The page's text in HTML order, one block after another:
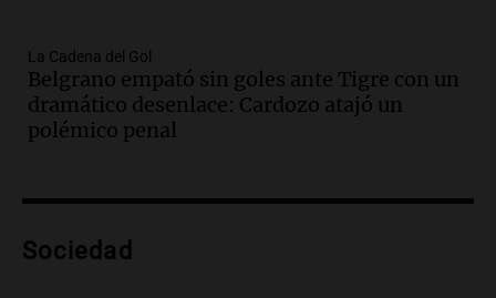
Audio.Un trabajador herido tras caer a
un pozo de 17 metros en Nueva Córdoba
Panorama Federal
Episodios
nuevo híbrido enchufable de Chery llega
Panorama Federal
La Cadena del Gol
Belgrano empató sin goles ante Tigre con un
dramático desenlace: Cardozo atajó un
polémico penal
Sociedad